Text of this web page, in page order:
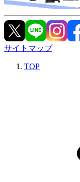
サイトマップ
TOP